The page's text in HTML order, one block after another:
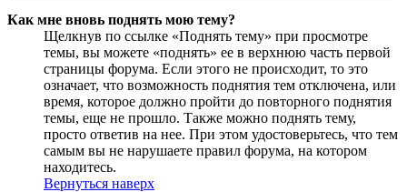
Как мне вновь поднять мою тему?
Щелкнув по ссылке «Поднять тему» при просмотре
темы, вы можете «поднять» ее в верхнюю часть первой
страницы форума. Если этого не происходит, то это
означает, что возможность поднятия тем отключена, или
время, которое должно пройти до повторного поднятия
темы, еще не прошло. Также можно поднять тему,
просто ответив на нее. При этом удостоверьтесь, что тем
самым вы не нарушаете правил форума, на котором
находитесь.
Вернуться наверх